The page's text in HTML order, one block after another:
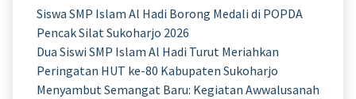
Siswa SMP Islam Al Hadi Borong Medali di POPDA
Pencak Silat Sukoharjo 2026
Dua Siswi SMP Islam Al Hadi Turut Meriahkan
Peringatan HUT ke-80 Kabupaten Sukoharjo
Menyambut Semangat Baru: Kegiatan Awwalusanah